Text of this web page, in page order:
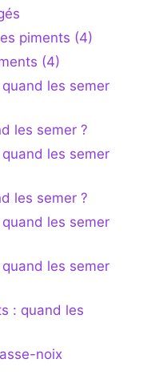
piments (4)
(4)
les semer
les semer ?
les semer
les semer ?
les semer
les semer
: quand les
noix